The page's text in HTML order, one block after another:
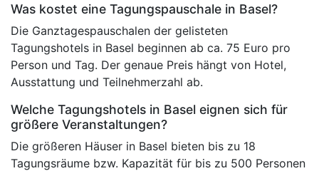
Was kostet eine Tagungspauschale in Basel?
Die Ganztagespauschalen der gelisteten
Tagungshotels in Basel beginnen ab ca. 75 Euro pro
Person und Tag. Der genaue Preis hängt von Hotel,
Ausstattung und Teilnehmerzahl ab.
Welche Tagungshotels in Basel eignen sich für
größere Veranstaltungen?
Die größeren Häuser in Basel bieten bis zu 18
Tagungsräume bzw. Kapazität für bis zu 500 Personen